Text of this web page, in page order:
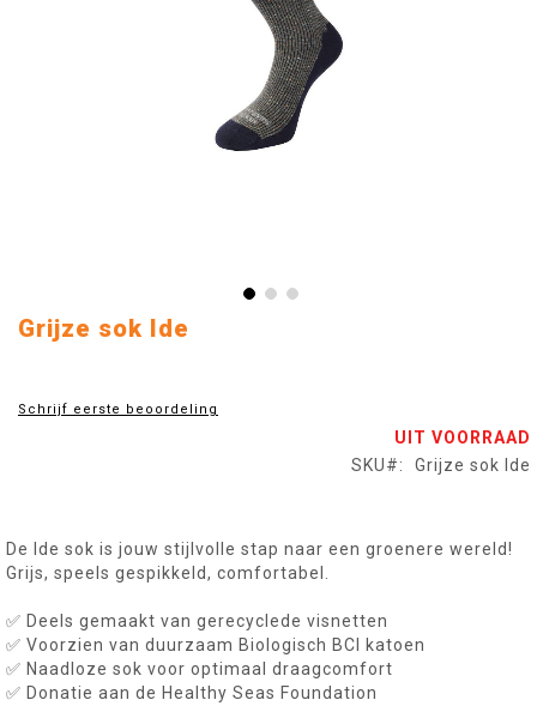
Ga
naar
van
Grijze sok Ide
Schrijf eerste beoordeling
UIT VOORRAAD
SKU
Grijze sok Ide
De Ide sok is jouw stijlvolle stap naar een groenere wereld!
Grijs, speels gespikkeld, comfortabel.
✅ Deels gemaakt van gerecyclede visnetten
✅ Voorzien van duurzaam Biologisch BCI katoen
✅ Naadloze sok voor optimaal draagcomfort
✅ Donatie aan de Healthy Seas Foundation